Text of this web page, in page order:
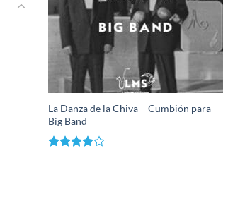
La Danza de la Chiva – Cumbión para
Big Band